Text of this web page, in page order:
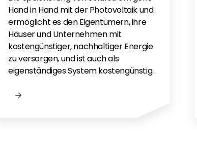
Hand in Hand mit der Photovoltaik und
ermöglicht es den Eigentümern, ihre
Häuser und Unternehmen mit
kostengünstiger, nachhaltiger Energie
zu versorgen, und ist auch als
eigenständiges System kostengünstig.